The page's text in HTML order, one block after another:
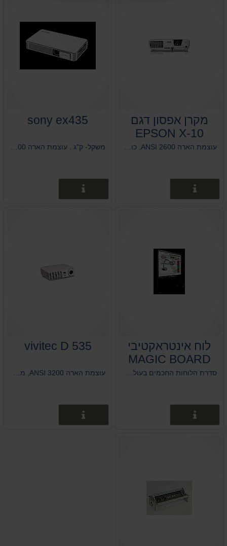
מקרן אפסון דגם
EPSON X-10
sony ex435
לוח אינטראקטיבי
MAGIC BOARD
סדרת הלוחות החכמים בעולם, לבתי ספר וחדרי ישיבות. כתיבה באמצעות אצבע או עט אלקטרונית גדלים "78, "96, "105.
vivitec D 535
עוצמת הארה 3200 ANSI, משקל 1.9 ק"ג, אטרקטיבי במיוחד